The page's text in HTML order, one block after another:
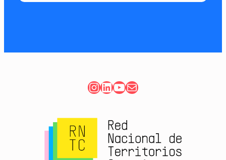
Instagram
LinkedIn
YouTube
Correo electrónico